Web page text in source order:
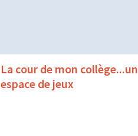
La cour de mon collège...un
espace de jeux